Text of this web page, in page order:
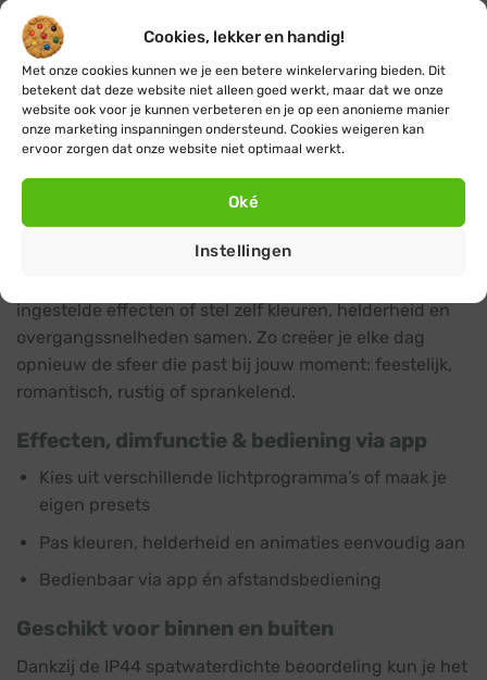
Cookies, lekker en handig!
Met onze cookies kunnen we je een betere winkelervaring bieden. Dit
betekent dat deze website niet alleen goed werkt, maar dat we onze
website ook voor je kunnen verbeteren en je op een anonieme manier
onze marketing inspanningen ondersteund. Cookies weigeren kan
ervoor zorgen dat onze website niet optimaal werkt.
Oké
Instellingen
bedienen via Wifi of Bluetooth, met behulp van de
bijbehorende smartphone-app (iOS & Android) of de
meegeleverde afstandsbediening. Zo kies je met één tik
de gewenste kleur en lichtstijl, van zacht en warm tot
speels en kleurrijk.
Meerkleurig lichtgordijn met instelbare
scènes
Met de app heb je volledige controle over de uitstraling
ingestelde effecten of stel zelf kleuren, helderheid en
overgangssnelheden samen. Zo creëer je elke dag
opnieuw de sfeer die past bij jouw moment: feestelijk,
romantisch, rustig of sprankelend.
Effecten, dimfunctie & bediening via app
Kies uit verschillende lichtprogramma’s of maak je
eigen presets
Pas kleuren, helderheid en animaties eenvoudig aan
Bedienbaar via app én afstandsbediening
Geschikt voor binnen en buiten
Dankzij de IP44 spatwaterdichte beoordeling kun je het